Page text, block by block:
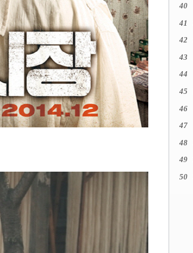
40
41
42
43
44
45
46
47
48
49
50